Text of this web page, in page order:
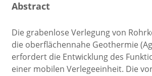
Abstract
Die grabenlose Verlegung von
die oberflächennahe Geothermie
erfordert die Entwicklung des
einer mobilen Verlegeeinheit. Die